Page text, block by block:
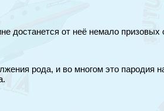
достанется от неё немало призовых
рода, и во многом это пародия